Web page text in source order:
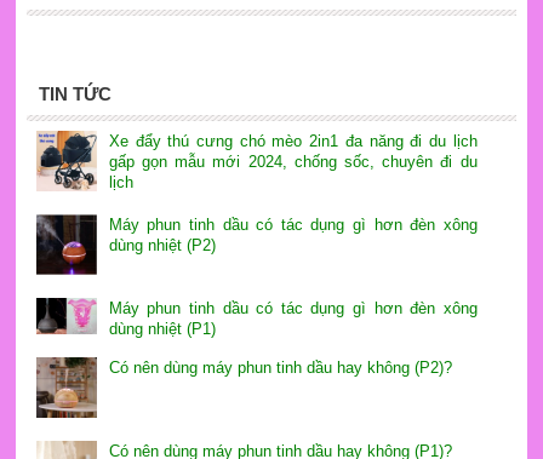
TIN TỨC
Xe đẩy thú cưng chó mèo 2in1 đa năng đi du lịch
gấp gọn mẫu mới 2024, chống sốc, chuyên đi du
lịch
Máy phun tinh dầu có tác dụng gì hơn đèn xông
dùng nhiệt (P2)
Máy phun tinh dầu có tác dụng gì hơn đèn xông
dùng nhiệt (P1)
Có nên dùng máy phun tinh dầu hay không (P2)?
Có nên dùng máy phun tinh dầu hay không (P1)?